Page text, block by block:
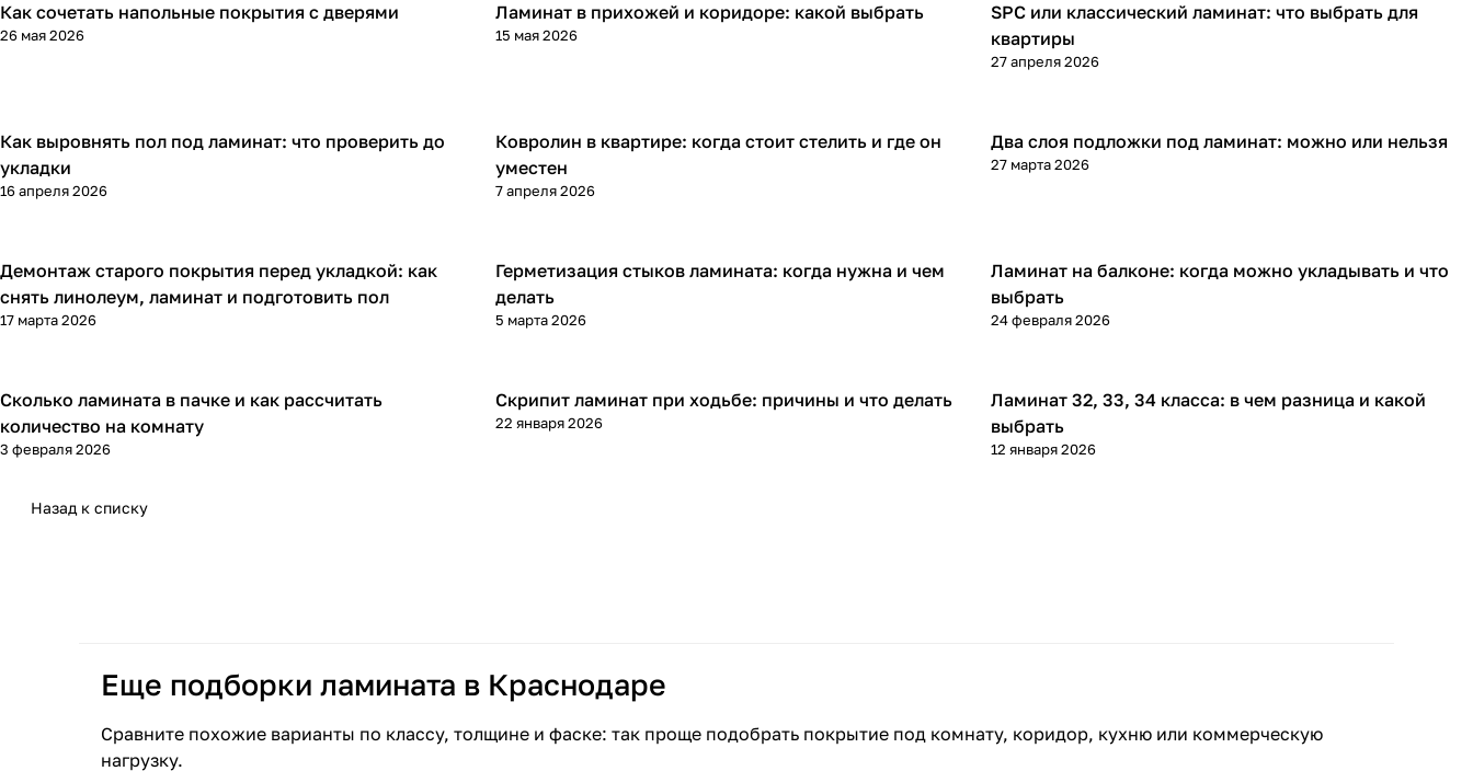
Напольные покрытия
Как сочетать напольные покрытия с дверями
26 мая 2026
Напольные покрытия
Ламинат в прихожей и коридоре: какой выбрать
15 мая 2026
Напольные покрытия
SPC или классический ламинат: что выбрать для
квартиры
27 апреля 2026
Напольные покрытия
Как выровнять пол под ламинат: что проверить до
укладки
16 апреля 2026
Напольные покрытия
Ковролин в квартире: когда стоит стелить и где он
уместен
7 апреля 2026
Напольные покрытия
Два слоя подложки под ламинат: можно или нельзя
27 марта 2026
Напольные покрытия
Демонтаж старого покрытия перед укладкой: как
снять линолеум, ламинат и подготовить пол
17 марта 2026
Напольные покрытия
Герметизация стыков ламината: когда нужна и чем
делать
5 марта 2026
Напольные покрытия
Ламинат на балконе: когда можно укладывать и что
выбрать
24 февраля 2026
Напольные покрытия
Сколько ламината в пачке и как рассчитать
количество на комнату
3 февраля 2026
Напольные покрытия
Скрипит ламинат при ходьбе: причины и что делать
22 января 2026
Напольные покрытия
Ламинат 32, 33, 34 класса: в чем разница и какой
выбрать
12 января 2026
Назад к списку
Еще подборки ламината в Краснодаре
Сравните похожие варианты по классу, толщине и фаске: так проще подобрать покрытие под комнату, коридор, кухню или коммерческую
нагрузку.